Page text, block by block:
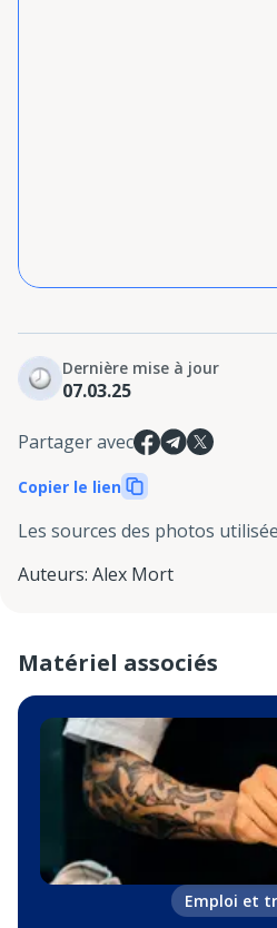
Dernière mise à jour
07.03.25
Partager avec
Copier le lien
Les sources des photos
Auteurs: Alex Mort
Matériel associés
Emploi et